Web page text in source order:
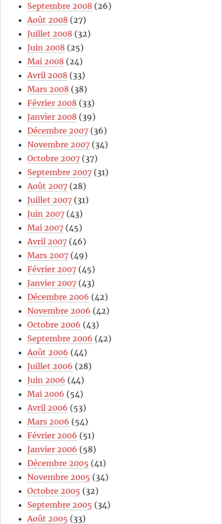
Septembre 2008 (26)
Août 2008 (27)
Juillet 2008 (32)
Juin 2008 (25)
Mai 2008 (24)
Avril 2008 (33)
Mars 2008 (38)
Février 2008 (33)
Janvier 2008 (39)
Décembre 2007 (36)
Novembre 2007 (34)
Octobre 2007 (37)
Septembre 2007 (31)
Août 2007 (28)
Juillet 2007 (31)
Juin 2007 (43)
Mai 2007 (45)
Avril 2007 (46)
Mars 2007 (49)
Février 2007 (45)
Janvier 2007 (43)
Décembre 2006 (42)
Novembre 2006 (42)
Octobre 2006 (43)
Septembre 2006 (42)
Août 2006 (44)
Juillet 2006 (28)
Juin 2006 (44)
Mai 2006 (54)
Avril 2006 (53)
Mars 2006 (54)
Février 2006 (51)
Janvier 2006 (58)
Décembre 2005 (41)
Novembre 2005 (34)
Octobre 2005 (32)
Septembre 2005 (34)
Août 2005 (33)